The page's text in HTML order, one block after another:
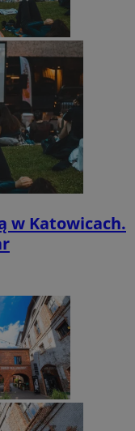
w Katowicach.